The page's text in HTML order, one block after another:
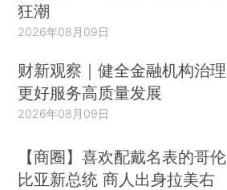
狂潮
2026年08月09日
财新观察｜健全金融机构治理
更好服务高质量发展
2026年08月09日
【商圈】喜欢配戴名表的哥伦
比亚新总统 商人出身拉美右